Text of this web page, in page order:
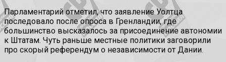
Парламентарий отметил, что заявление Уолтца
последовало после опроса в Гренландии, где
большинство высказалось за присоединение автономии
к Штатам. Чуть раньше местные политики заговорили
про скорый референдум о независимости от Дании.